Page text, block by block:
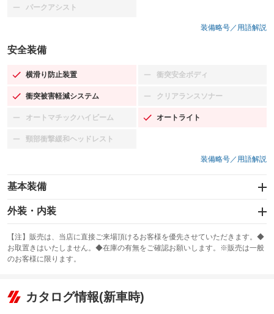
パークアシスト
：装備なし
装備略号／用語解説
安全装備
横滑り防止装置
：装備あり 衝突安全ボディ
：装備なし
衝突被害軽減システム
：装備あり クリアランスソナー
：装備なし
オートマチックハイビーム
：装備なし オートライト
：装備あり
頸部衝撃緩和ヘッドレスト
：装備なし
装備略号／用語解説
基本装備
エアバッグ：運転席/助手席/サイド
：装備あり
：装備なし
サンルーフ
：装備なし ABS
リフトアップ
：装備なし
外装・内装
カーナビ：TV&ナビ
：装備あり
TV：フルセグ
：装備あり
ビジュアル
：装備なし
【注】販売は、当店に直接ご来場頂けるお客様を優先させていただきます。◆
お取置きはいたしません。◆在庫の有無をご確認お願いします。※販売は一般
のお客様に限ります。
カタログ情報(新車時)